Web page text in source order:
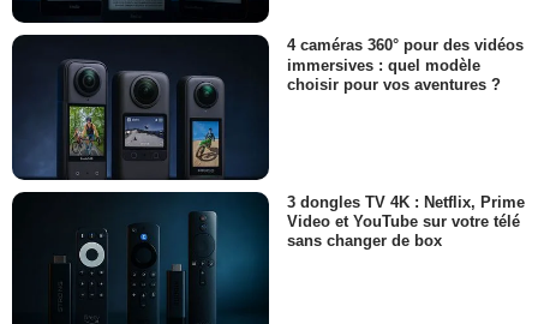
4 caméras 360° pour des vidéos
immersives : quel modèle
choisir pour vos aventures ?
3 dongles TV 4K : Netflix, Prime
Video et YouTube sur votre télé
sans changer de box